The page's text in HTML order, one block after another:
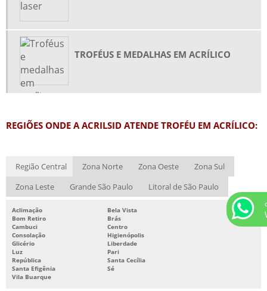
PRODUÇÃO DE TROFÉUS EM ACRÍLICO
QUADROS INFORMATIVOS EM ACRÍLICO
TROFÉU ACRÍLICO LASER
TROFÉU EM ACRÍLICO
TROFEUS EM ACRILICO SP
URNAS DE ACRÍLICO PRONTA ENTREGA SP
URNAS E DISPLAYS EM ACRÍLICO
CALENDÁRIO DE MESA EM ACRÍLICO PREÇO
CÚPULA DE ACRÍLICO PREÇO
DISPLAY ACRÍLICO PREÇO
FABRICA DE PEÇAS EM ACRÍLICO
TROFÉUS E MEDALHAS EM ACRÍLICO
REGIÕES ONDE A ACRILSID ATENDE TROFÉU EM ACRÍLICO:
Região Central Zona Norte Zona Oeste
Zona Sul
Zona Leste
Grande São Paulo Litoral de São Paulo
Aclimação
Bela Vista
Bom Retiro
Brás
Cambuci
Centro
Consolação
Higienópolis
Glicério
Liberdade
Luz
Pari
República
Santa Cecília
Santa Efigênia
Sé
Vila Buarque